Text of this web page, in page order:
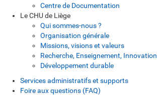
Centre de Documentation
Le CHU de Liège
Qui sommes-nous ?
Organisation générale
Missions, visions et valeurs
Recherche, Enseignement, Innovation
Développement durable
Services administratifs et supports
Foire aux questions (FAQ)